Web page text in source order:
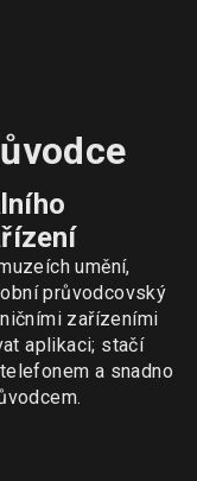
umění,
průvodcovský
zařízeními
aplikaci; stačí
a snadno